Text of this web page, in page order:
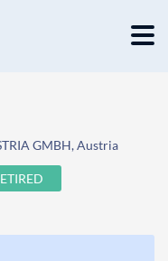
GMBH, Austria